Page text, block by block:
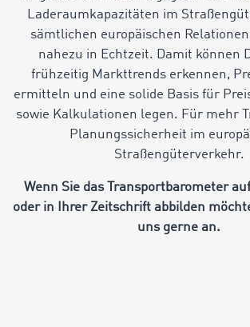
Laderaumkapazitäten im
sämtlichen europäischen
nahezu in Echtzeit. Damit können
frühzeitig Markttrends erkennen,
ermitteln und eine solide Basis für
sowie Kalkulationen legen. Für mehr
Planungssicherheit im
Straßengüterverkehr.
Wenn Sie das Transportbarometer
oder in Ihrer Zeitschrift abbilden
uns gerne an.